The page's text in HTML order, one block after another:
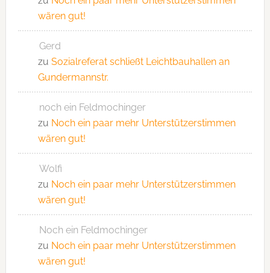
wären gut!
Gerd
zu Sozialreferat schließt Leichtbauhallen an
Gundermannstr.
noch ein Feldmochinger
zu Noch ein paar mehr Unterstützerstimmen
wären gut!
Wolfi
zu Noch ein paar mehr Unterstützerstimmen
wären gut!
Noch ein Feldmochinger
zu Noch ein paar mehr Unterstützerstimmen
wären gut!